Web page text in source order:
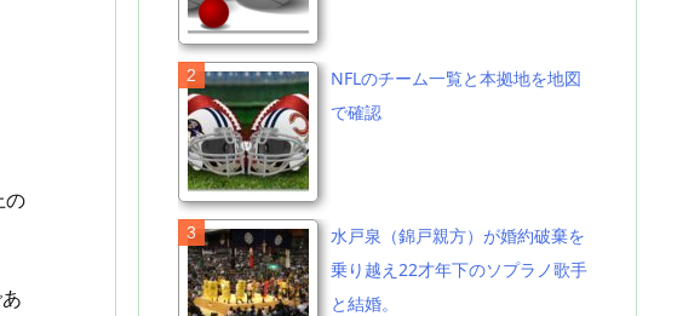
の
NFLのチーム一覧と本拠地を地図
で確認
水戸泉（錦戸親方）が婚約破棄を
乗り越え22才年下のソプラノ歌手
と結婚。